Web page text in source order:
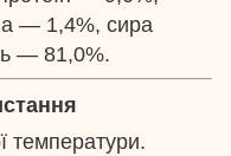
— 1,4%, сира
— 81,0%.
температури.